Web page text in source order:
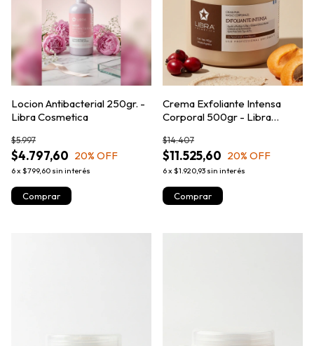
Locion Antibacterial 250gr. -
Libra Cosmetica
$4.797,60
$5.997
20% OFF
6x $799,60 sin interés
Crema Exfoliante Intensa
Corporal 500gr - Libra
$11.525,60
$14.407
20% OFF
6x $1.920,93 sin interés